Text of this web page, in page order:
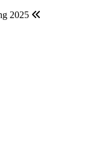
2025